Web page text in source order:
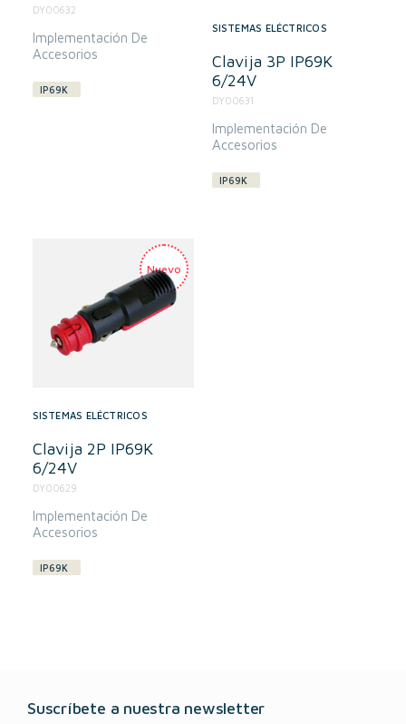
DY00632
Implementación De
Accesorios
IP69K
SISTEMAS ELÉCTRICOS
Clavija 3P IP69K
6/24V
DY00631
Implementación De
Accesorios
IP69K
SISTEMAS ELÉCTRICOS
Clavija 2P IP69K
6/24V
DY00629
Implementación De
Accesorios
IP69K
Suscríbete a nuestra newsletter